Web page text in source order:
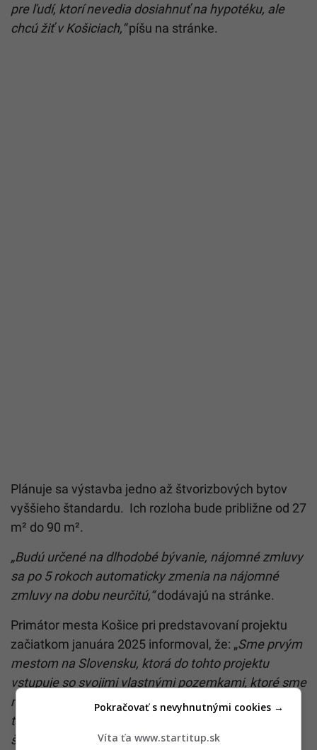
pre ľudí, ktorí nevedia dosiahnuť na hypotéku, ale
chcú žiť v Košiciach,“píšu na stránke.
Plánuje sa výstavba jedno až štvorizbových bytov
vyššieho štandardu. Ich rozloha bude približne od 27
m² do 90 m².
„Budú určené na dlhodobé bývanie, nájomné zmluvy
sa po 5 rokoch automaticky zmenia na nájomné
zmluvy na dobu neurčitú,“dodávajú na stránke.
Primátor mesta Košice pri predstavovaní projektu
začiatkom januára 2025 informoval, že: „Sme prvým
mestom na Slovensku, ktorá do tohto projektu
vstupuje so svojimi vlastnými pozemkami, ktoré sme
na to už predtým vyčlenili. Pre naše mesto je táto
téma dôležitá aj kvôli Volvu, kde sme sa im spolu so
štátom zaviazali vytvoriť vhodné podmienky pre
Víta ťa www.startitup.sk
Pokračovať s nevyhnutnými cookies →